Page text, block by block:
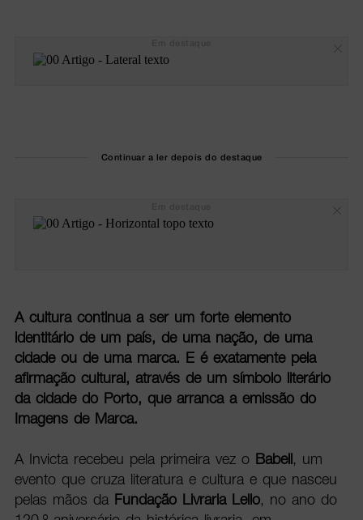
Continuar a ler depois do destaque
A cultura continua a ser um forte elemento
identitário de um país, de uma nação, de uma
cidade ou de uma marca. E é exatamente pela
afirmação cultural, através de um símbolo literário
da cidade do Porto, que arranca a emissão do
Imagens de Marca.
A Invicta recebeu pela primeira vez o Babell , um
evento que cruza literatura e cultura e que nasceu
pelas mãos da Fundação Livraria Lello, no ano do